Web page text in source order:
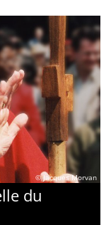
© Jacques Morvan
du